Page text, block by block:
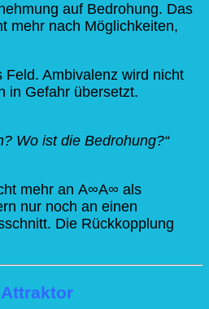
auf Bedrohung. Das
mehr nach Möglichkeiten,
Feld. Ambivalenz wird nicht
in Gefahr übersetzt.
Wo ist die Bedrohung?“
mehr an A∞A∞ als
nur noch an einen
Die Rückkopplung